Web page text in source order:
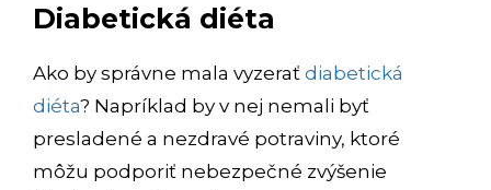
Diabetická diéta
Ako by správne mala vyzerať diabetická
diéta? Napríklad by v nej nemali byť
presladené a nezdravé potraviny, ktoré
môžu podporiť nebezpečné zvýšenie